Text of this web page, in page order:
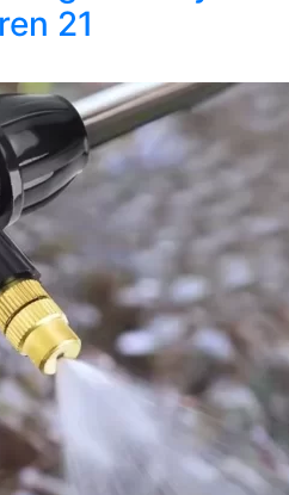
21